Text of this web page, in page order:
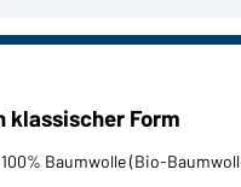
klassischer Form
Baumwolle (Bio-